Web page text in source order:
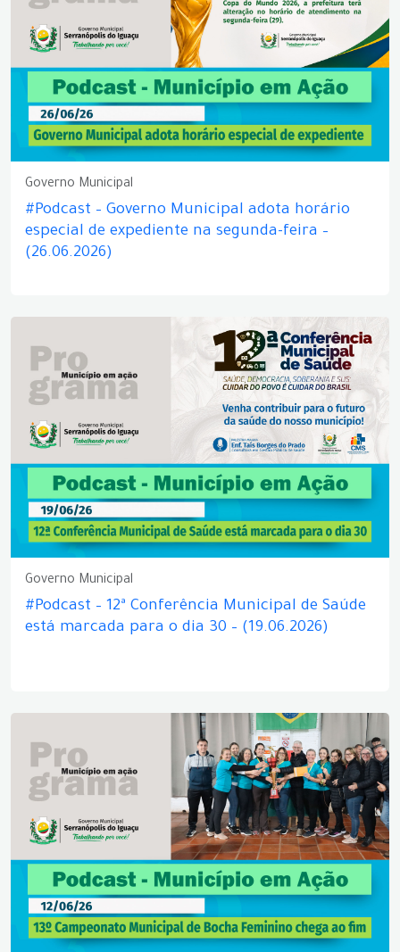
Governo Municipal
#Podcast – Governo Municipal adota horário
especial de expediente na segunda-feira –
(26.06.2026)
Governo Municipal
#Podcast – 12ª Conferência Municipal de Saúde
está marcada para o dia 30 – (19.06.2026)